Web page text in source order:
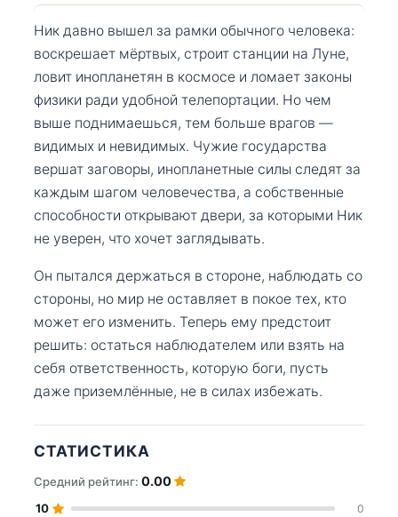
Ник давно вышел за рамки обычного человека:
воскрешает мёртвых, строит станции на Луне,
ловит инопланетян в космосе и ломает законы
физики ради удобной телепортации. Но чем
выше поднимаешься, тем больше врагов —
видимых и невидимых. Чужие государства
вершат заговоры, инопланетные силы следят за
каждым шагом человечества, а собственные
способности открывают двери, за которыми Ник
не уверен, что хочет заглядывать.
Он пытался держаться в стороне, наблюдать со
стороны, но мир не оставляет в покое тех, кто
может его изменить. Теперь ему предстоит
решить: остаться наблюдателем или взять на
себя ответственность, которую боги, пусть
даже приземлённые, не в силах избежать.
СТАТИСТИКА
Средний рейтинг: 0.00
10 0